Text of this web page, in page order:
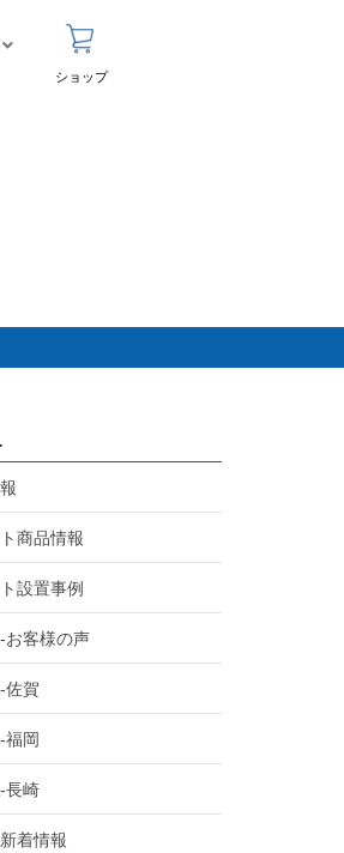
ショップ
商品情報
設置事例
お客様の声
佐賀
福岡
長崎
着情報